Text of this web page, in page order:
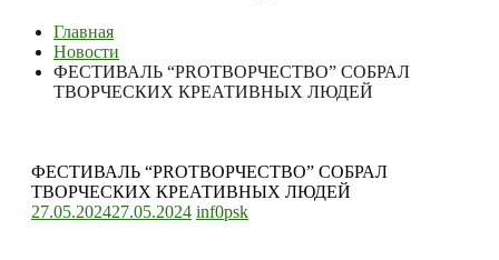
Главная
Новости
ФЕСТИВАЛЬ “PROТВОРЧЕСТВО” СОБРАЛ
ТВОРЧЕСКИХ КРЕАТИВНЫХ ЛЮДЕЙ
ФЕСТИВАЛЬ “PROТВОРЧЕСТВО” СОБРАЛ
ТВОРЧЕСКИХ КРЕАТИВНЫХ ЛЮДЕЙ
27.05.202427.05.2024 inf0psk